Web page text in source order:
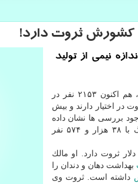
كشورش ثروت دارد!
نیمی از تولید
به گزارش نیازگاه به نقل از بیزینس اینسایدر، هم اكنون ۲۱۵۳ نفر در
در اختیار دارند و بیش
بررسی ها نشان داده
است كه در كشور كوچك اروپایی لوكزامبورگ با ۳۸ هزار و ۵۷۴ نفر
ساله هم اكنون ۳.۱ میلیارد دلار ثروت دارد. او مالك
بهداشت دهان و دندان را
داشته است. ثروت وی